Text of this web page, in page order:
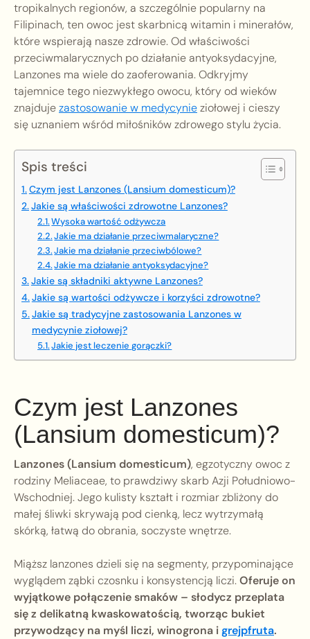
tropikalnych regionów, a szczególnie popularny na
Filipinach, ten owoc jest skarbnicą witamin i minerałów,
które wspierają nasze zdrowie. Od właściwości
przeciwmalarycznych po działanie antyoksydacyjne,
Lanzones ma wiele do zaoferowania. Odkryjmy
tajemnice tego niezwykłego owocu, który od wieków
znajdujezastosowanie w medycynieziołowej i cieszy
się uznaniem wśród miłośników zdrowego stylu życia.
Spis treści
Czym jest Lanzones (Lansium domesticum)?
Jakie są właściwości zdrowotne Lanzones?
Wysoka wartość odżywcza
Jakie ma działanie przeciwmalaryczne?
Jakie ma działanie przeciwbólowe?
Jakie ma działanie antyoksydacyjne?
Jakie są składniki aktywne Lanzones?
Jakie są wartości odżywcze i korzyści zdrowotne?
Jakie są tradycyjne zastosowania Lanzones w
medycynie ziołowej?
Jakie jest leczenie gorączki?
Czym jest Lanzones
(Lansium domesticum)?
Lanzones (Lansium domesticum), egzotyczny owoc z
rodziny Meliaceae, to prawdziwy skarb Azji Południowo-
Wschodniej. Jego kulisty kształt i rozmiar zbliżony do
małej śliwki skrywają pod cienką, lecz wytrzymałą
skórką, łatwą do obrania, soczyste wnętrze.
Miąższ lanzones dzieli się na segmenty, przypominające
wyglądem ząbki czosnku i konsystencją liczi.Oferuje on
wyjątkowe połączenie smaków – słodycz przeplata
się z delikatną kwaskowatością, tworząc bukiet
przywodzący na myśl liczi, winogrona igrejpfruta.